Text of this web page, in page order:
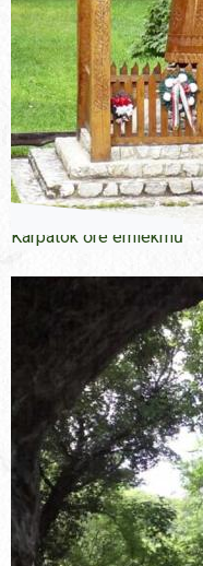
Kárpátok őre emlékmű